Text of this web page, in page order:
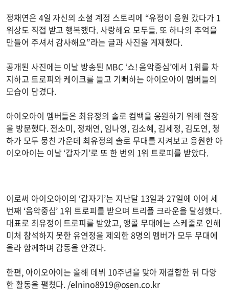
정채연은 4일 자신의 소셜 계정 스토리에 “유정이 응원 갔다가 1
위상도 직접 받고 행복했다. 사랑해요 모두들. 또 하나의 추억을
만들어 주셔서 감사해요”라는 글과 사진을 게재했다.
공개된 사진에는 이날 방송된 MBC ‘쇼! 음악중심’에서 1위를 차
지하고 트로피와 케이크를 들고 기뻐하는 아이오아이 멤버들의
모습이 담겼다.
아이오아이 멤버들은 최유정의 솔로 컴백을 응원하기 위해 현장
을 방문했다. 전소미, 정채연, 임나영, 김소혜, 김세정, 김도연, 청
하가 모두 뭉친 가운데 최유정의 솔로 무대를 지켜보고 응원한 아
이오아이는 이날 ‘갑자기’로 또 한 번의 1위 트로피를 받았다.
이로써 아이오아이의 ‘갑자기’는 지난달 13일과 27일에 이어 세
번째 ‘음악중심’ 1위 트로피를 받으며 트리플 크라운을 달성했다.
대표로 최유정이 트로피를 받았고, 앵콜 무대에는 스케줄로 인해
미처 참석하지 못한 유연정을 제외한 8명의 멤버가 모두 무대에
올라 함께하며 감동을 안겼다.
한편, 아이오아이는 올해 데뷔 10주년을 맞아 재결합한 뒤 다양
한 활동을 펼쳤다. /elnino8919@osen.co.kr